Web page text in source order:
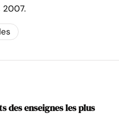
2007.
des enseignes les plus